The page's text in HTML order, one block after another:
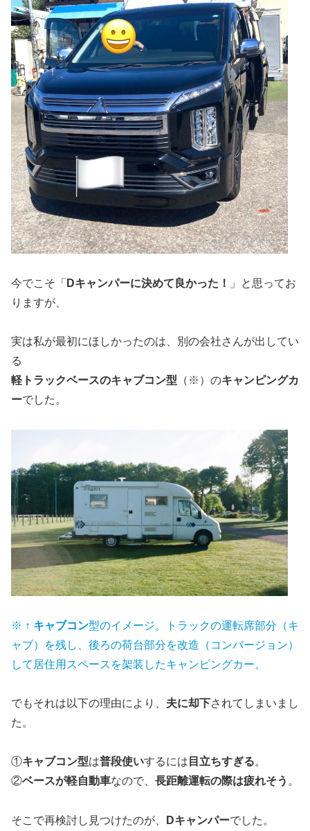
今でこそ「 Dキャンパーに決めて良かった！
」と思ってお
りますが、
実は私が最初にほしかったのは、別の会社さんが出してい
る
軽トラックベースのキャブコン型 （※）のキャンピングカ
ーでした。
※ ↑ キャブコン型のイメージ。トラックの運転席部分（キ
ャブ）を残し、後ろの荷台部分を改造（コンバージョン）
して居住用スペースを架装したキャンピングカー。
でもそれは以下の理由により、 夫に却下されてしまいまし
た。
①キャブコン型は普段使いするには 目立ちすぎる。
②ベースが軽自動車なので、 長距離運転の際は疲れそう 。
そこで再検討し見つけたのが、 Dキャンパーでした。